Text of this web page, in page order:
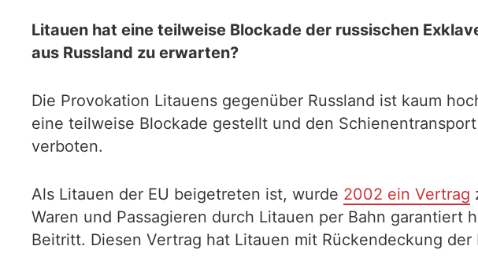
Litauen hat eine teilweise Blockade der russischen
aus Russland zu erwarten?
Die Provokation Litauens gegenüber Russland ist kaum
eine teilweise Blockade gestellt und den
verboten.
Als Litauen der EU beigetreten ist, wurde 2002 ein Vertrag
Waren und Passagieren durch Litauen per Bahn
Beitritt. Diesen Vertrag hat Litauen mit Rückendeckung der